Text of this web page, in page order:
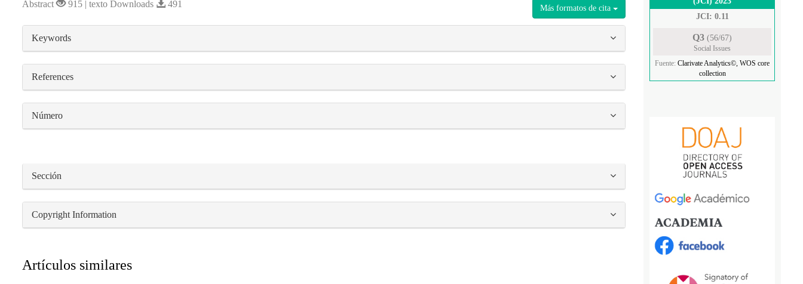
Más formatos de cita
Abstract 915 | texto Downloads 491
##plugins.themes.bootstrap3.article.details##
Keywords
References
Número
Sección
Copyright Information
Artículos similares
JCI: 0.11
Q3 (56/67)
Social Issues
Fuente: Clarivate Analytics©, WOS core
collection